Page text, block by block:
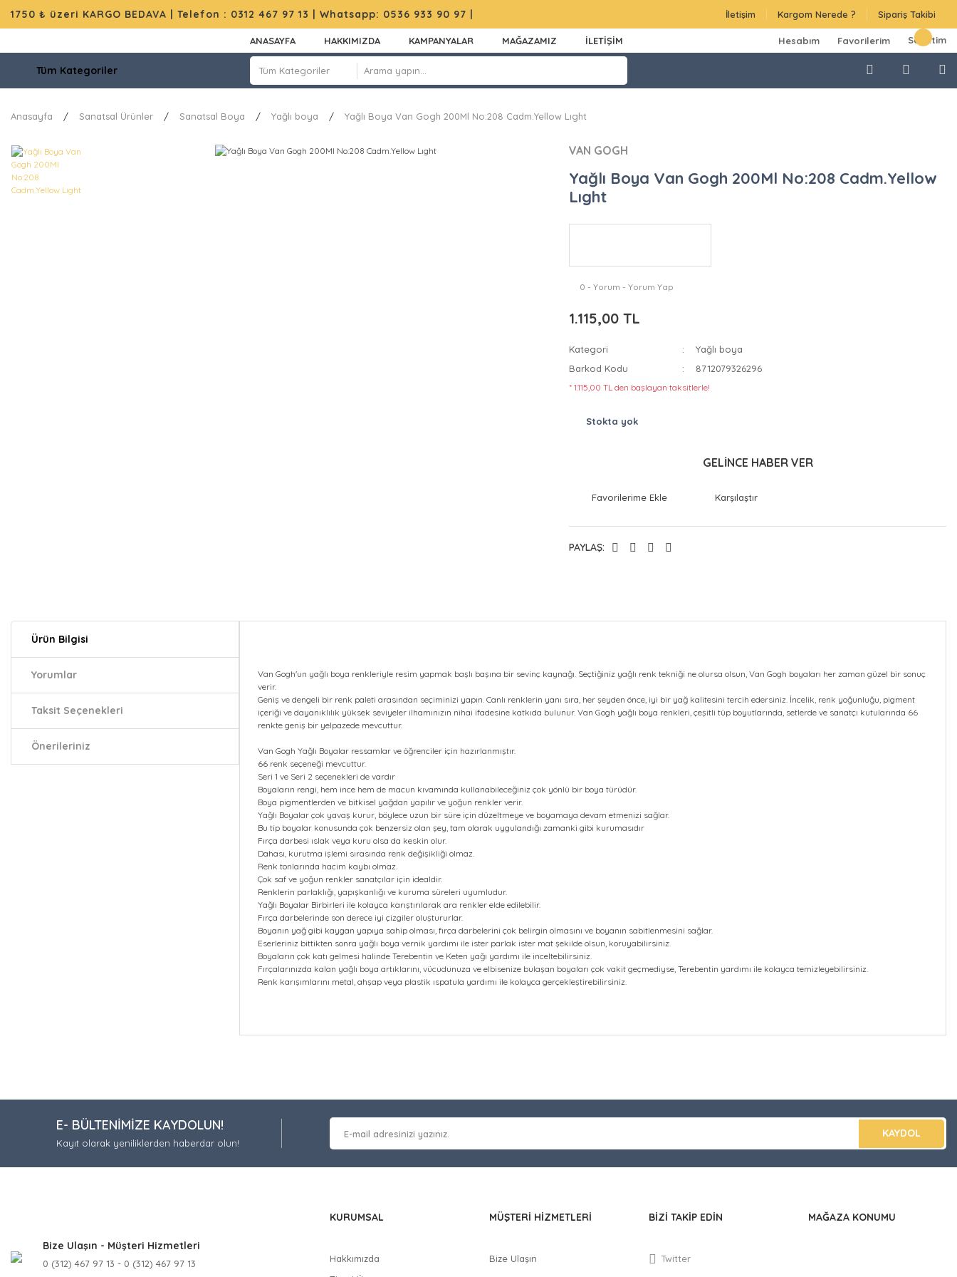
1750 ₺ üzeri KARGO BEDAVA | Telefon : 0312 467 97 13 | Whatsapp: 0536 933 90 97 | İletişim Kargom Nerede ? Sipariş Takibi
ANASAYFA HAKKIMIZDA KAMPANYALAR MAĞAZAMIZ İLETİŞİM Hesabım Favorilerim Sepetim
Tüm Kategoriler
Anasayfa Sanatsal Ürünler Sanatsal Boya Yağlı boya Yağlı Boya Van Gogh 200Ml No:208 Cadm.Yellow Lıght
VAN GOGH
Yağlı Boya Van Gogh 200Ml No:208 Cadm.Yellow
Lıght
0 - Yorum - Yorum Yap
1.115,00 TL
Kategori
Yağlı boya
Barkod Kodu
8712079326296
* 1.115,00 TL den başlayan taksitlerle!
Stokta yok
GELİNCE HABER VER
Karşılaştır
PAYLAŞ:
Ürün Bilgisi
Yorumlar
Taksit Seçenekleri
Önerileriniz
Van Gogh'un yağlı boya renkleriyle resim yapmak başlı başına bir sevinç kaynağı. Seçtiğiniz yağlı renk tekniği ne olursa olsun, Van Gogh boyaları her zaman güzel bir sonuç
verir.
Geniş ve dengeli bir renk paleti arasından seçiminizi yapın. Canlı renklerin yanı sıra, her şeyden önce, iyi bir yağ kalitesini tercih edersiniz. İncelik, renk yoğunluğu, pigment
içeriği ve dayanıklılık yüksek seviyeler ilhamınızın nihai ifadesine katkıda bulunur. Van Gogh yağlı boya renkleri, çeşitli tüp boyutlarında, setlerde ve sanatçı kutularında 66
renkte geniş bir yelpazede mevcuttur.
Van Gogh Yağlı Boyalar ressamlar ve öğrenciler için hazırlanmıştır.
66 renk seçeneği mevcuttur.
Seri 1 ve Seri 2 seçenekleri de vardır
Boyaların rengi, hem ince hem de macun kıvamında kullanabileceğiniz çok yönlü bir boya türüdür.
Boya pigmentlerden ve bitkisel yağdan yapılır ve yoğun renkler verir.
Yağlı Boyalar çok yavaş kurur, böylece uzun bir süre için düzeltmeye ve boyamaya devam etmenizi sağlar.
Bu tip boyalar konusunda çok benzersiz olan şey, tam olarak uygulandığı zamanki gibi kurumasıdır
Fırça darbesi ıslak veya kuru olsa da keskin olur.
Dahası, kurutma işlemi sırasında renk değişikliği olmaz.
Renk tonlarında hacim kaybı olmaz.
Çok saf ve yoğun renkler sanatçılar için idealdir.
Renklerin parlaklığı, yapışkanlığı ve kuruma süreleri uyumludur.
Yağlı Boyalar Birbirleri ile kolayca karıştırılarak ara renkler elde edilebilir.
Fırça darbelerinde son derece iyi çizgiler oluştururlar.
Boyanın yağ gibi kaygan yapıya sahip olması, fırça darbelerini çok belirgin olmasını ve boyanın sabitlenmesini sağlar.
Eserleriniz bittikten sonra yağlı boya vernik yardımı ile ister parlak ister mat şekilde olsun, koruyabilirsiniz.
Boyaların çok katı gelmesi halinde Terebentin ve Keten yağı yardımı ile inceltebilirsiniz.
Fırçalarınızda kalan yağlı boya artıklarını, vücudunuza ve elbisenize bulaşan boyaları çok vakit geçmediyse, Terebentin yardımı ile kolayca temizleyebilirsiniz.
Renk karışımlarını metal, ahşap veya plastik ıspatula yardımı ile kolayca gerçekleştirebilirsiniz.
Ürün açıklamasında eksik bilgiler bulunuyor.
Ürün bilgilerinde hatalar bulunuyor.
Ürün fiyatı diğer sitelerden daha pahalı.
E- BÜLTENİMİZE KAYDOLUN!
Kayıt olarak yeniliklerden haberdar olun!
KAYDOL
Bize Ulaşın - Müşteri Hizmetleri
0 (312) 467 97 13 - 0 (312) 467 97 13
KURUMSAL
Hakkımızda
MÜŞTERİ HİZMETLERİ
Bize Ulaşın
BİZİ TAKİP EDİN
Twitter
MAĞAZA KONUMU